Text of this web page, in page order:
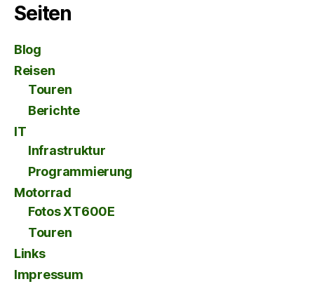
Seiten
Blog
Reisen
Touren
Berichte
IT
Infrastruktur
Programmierung
Motorrad
Fotos XT600E
Touren
Links
Impressum